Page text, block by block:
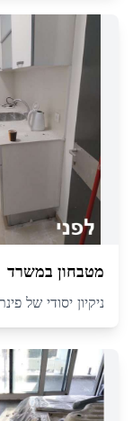
מטבחון במשרד
ניקיון יסודי של